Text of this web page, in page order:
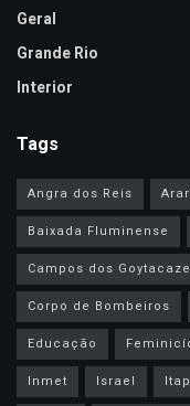
Geral
Grande Rio
Interior
Tags
Angra dos Reis
Baixada Fluminense
Campos dos
Corpo de Bombeiros
Educação
Inmet
Israel